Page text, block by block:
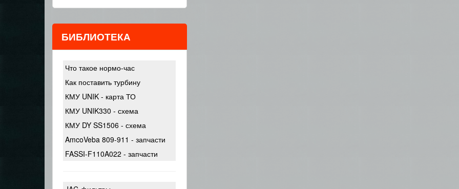
БИБЛИОТЕКА
Что такое нормо-час
Как поставить турбину
КМУ UNIK - карта ТО
КМУ UNIK330 - схема
КМУ DY SS1506 - схема
AmcoVeba 809-911 - запчасти
FASSI-F110A022 - запчасти